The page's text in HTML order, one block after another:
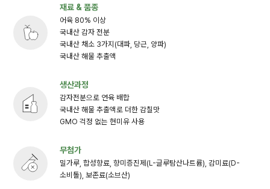
재료 & 품종
어육 80% 이상
국내산 감자 전분
국내산 채소 3가지(대파, 당근, 양파)
국내산 해물 추출액
생산과정
감자전분으로 연육 배합
국내산 해물 추출액로 더한 감칠맛
GMO 걱정 없는 현미유 사용
무첨가
밀가루, 합성향료, 향미증진제(L-글루탐산나트륨), 감미료(D-
소비톨), 보존료(소브산)